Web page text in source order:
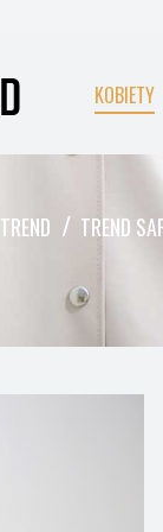
KOBIETY
TREND TREND